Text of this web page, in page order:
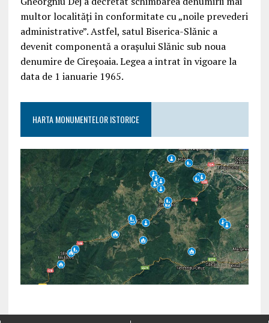
multor localități în conformitate cu „noile prevederi
administrative”. Astfel, satul Biserica-Slănic a
devenit componentă a orașului Slănic sub noua
denumire de Cireșoaia. Legea a intrat în vigoare la
data de 1 ianuarie 1965.
HARTA MONUMENTELOR ISTORICE